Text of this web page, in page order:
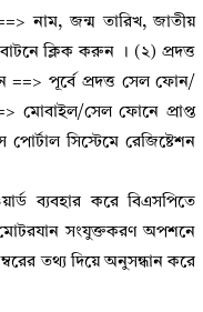
নাম, জন্ম তারিখ, জাতীয়
ক্লিক করুন । (২) প্রদত্ত
==> পূর্বে প্রদত্ত সেল ফোন/
মোবাইল/সেল ফোনে প্রাপ্ত
সিস্টেমে রেজিষ্টেশন
ব্যবহার করে বিএসপিতে
সংযুক্তকরণ অপশনে
তথ্য দিয়ে অনুসন্ধান করে